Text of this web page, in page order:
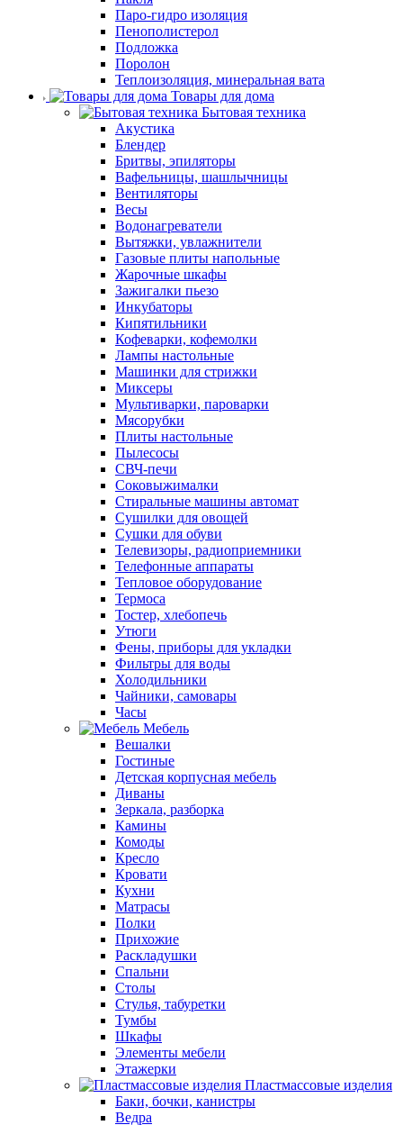
Паро-гидро изоляция
Пенополистерол
Подложка
Поролон
Теплоизоляция, минеральная вата
Товары для дома
Бытовая техника
Акустика
Блендер
Бритвы, эпиляторы
Вафельницы, шашлычницы
Вентиляторы
Весы
Водонагреватели
Вытяжки, увлажнители
Газовые плиты напольные
Жарочные шкафы
Зажигалки пьезо
Инкубаторы
Кипятильники
Кофеварки, кофемолки
Лампы настольные
Машинки для стрижки
Миксеры
Мультиварки, пароварки
Мясорубки
Плиты настольные
Пылесосы
СВЧ-печи
Соковыжималки
Стиральные машины автомат
Сушилки для овощей
Сушки для обуви
Телевизоры, радиоприемники
Телефонные аппараты
Тепловое оборудование
Термоса
Тостер, хлебопечь
Утюги
Фены, приборы для укладки
Фильтры для воды
Холодильники
Чайники, самовары
Часы
Мебель
Вешалки
Гостиные
Детская корпусная мебель
Диваны
Зеркала, разборка
Камины
Комоды
Кресло
Кровати
Кухни
Матрасы
Полки
Прихожие
Раскладушки
Спальни
Столы
Стулья, табуретки
Тумбы
Шкафы
Элементы мебели
Этажерки
Пластмассовые изделия
Баки, бочки, канистры
Ведра